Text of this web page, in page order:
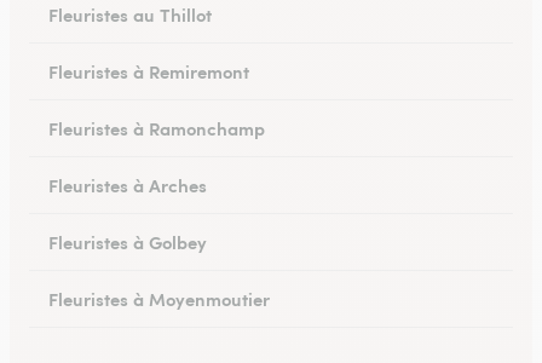
Fleuristes au Thillot
Fleuristes à Remiremont
Fleuristes à Ramonchamp
Fleuristes à Arches
Fleuristes à Golbey
Fleuristes à Moyenmoutier